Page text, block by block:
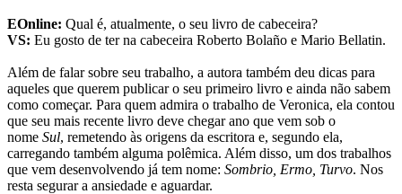
EOnline: Qual é, atualmente, o seu livro de cabeceira?
VS: Eu gosto de ter na cabeceira Roberto Bolaño e Mario Bellatin.
Além de falar sobre seu trabalho, a autora também deu dicas para
aqueles que querem publicar o seu primeiro livro e ainda não sabem
como começar. Para quem admira o trabalho de Veronica, ela contou
que seu mais recente livro deve chegar ano que vem sob o
nome Sul, remetendo às origens da escritora e, segundo ela,
carregando também alguma polêmica. Além disso, um dos trabalhos
que vem desenvolvendo já tem nome: Sombrio, Ermo, Turvo. Nos
resta segurar a ansiedade e aguardar.